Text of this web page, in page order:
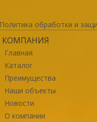
Политика обработки и
КОМПАНИЯ
Главная
Каталог
Преимущества
Наши объекты
Новости
О компании